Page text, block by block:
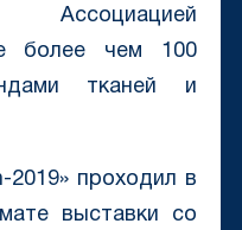
Ассоциацией
более чем 100
тканей и
2019» проходил в
выставки со